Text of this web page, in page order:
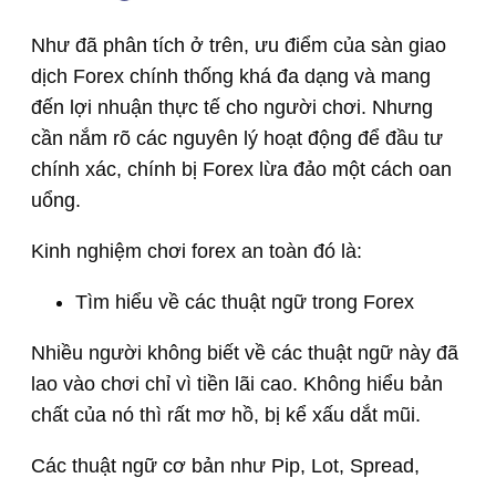
Như đã phân tích ở trên, ưu điểm của sàn giao
dịch Forex chính thống khá đa dạng và mang
đến lợi nhuận thực tế cho người chơi. Nhưng
cần nắm rõ các nguyên lý hoạt động để đầu tư
chính xác, chính bị Forex lừa đảo một cách oan
uổng.
Kinh nghiệm chơi forex an toàn đó là:
Tìm hiểu về các thuật ngữ trong Forex
Nhiều người không biết về các thuật ngữ này đã
lao vào chơi chỉ vì tiền lãi cao. Không hiểu bản
chất của nó thì rất mơ hồ, bị kể xấu dắt mũi.
Các thuật ngữ cơ bản như Pip, Lot, Spread,